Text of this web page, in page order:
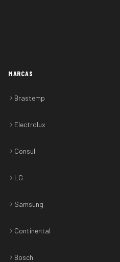
MARCAS
Brastemp
Electrolux
Consul
LG
Samsung
Continental
Bosch